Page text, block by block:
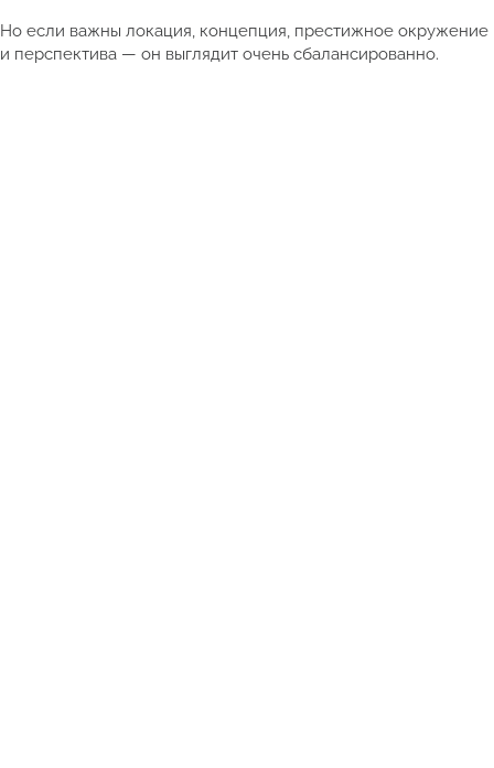
Но если важны локация, концепция, престижное окружение
и перспектива — он выглядит очень сбалансированно.